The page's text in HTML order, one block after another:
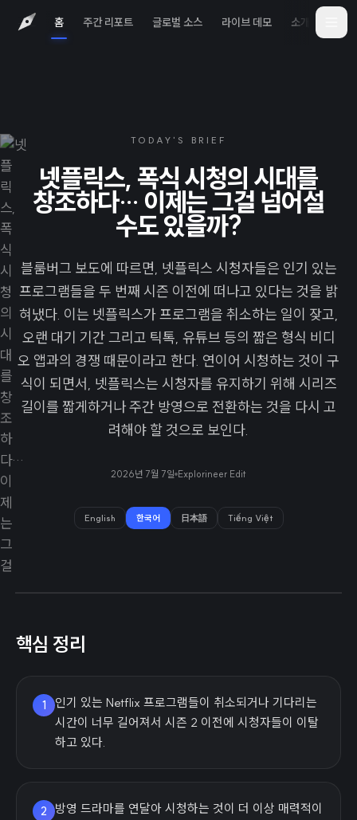
홈 주간 리포트 글로벌 소스 라이브 데모 소개
TODAY'S BRIEF
넷플릭스, 폭식 시청의 시대를
창조하다… 이제는 그걸 넘어설
수도 있을까?
블룸버그 보도에 따르면, 넷플릭스 시청자들은 인기 있는
프로그램들을 두 번째 시즌 이전에 떠나고 있다는 것을 밝
혀냈다. 이는 넷플릭스가 프로그램을 취소하는 일이 잦고,
오랜 대기 기간 그리고 틱톡, 유튜브 등의 짧은 형식 비디
오 앱과의 경쟁 때문이라고 한다. 연이어 시청하는 것이 구
식이 되면서, 넷플릭스는 시청자를 유지하기 위해 시리즈
길이를 짧게하거나 주간 방영으로 전환하는 것을 다시 고
려해야 할 것으로 보인다.
2026년 7월 7일 Explorineer Edit
English 한국어 日本語 Tiếng Việt
핵심 정리
1
인기 있는 Netflix 프로그램들이 취소되거나 기다리는
시간이 너무 길어져서 시즌 2 이전에 시청자들이 이탈
하고 있다.
2
방영 드라마를 연달아 시청하는 것이 더 이상 매력적이